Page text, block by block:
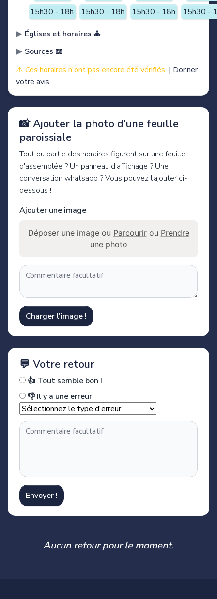
15h30 - 18h
15h30 - 18h
15h30 - 18h
15h30 -
Églises et horaires ⛪️
Sources 📖
⚠️ Ces horaires n'ont pas encore été vérifiés. | Donner
votre avis.
📸 Ajouter la photo d'une feuille
paroissiale
Tout ou partie des horaires figurent sur une feuille
d'assemblée ? Un panneau d'affichage ? Une
conversation whatsapp ? Vous pouvez l'ajouter ci-
dessous !
Ajouter une image
Déposer une image ou Parcourirou Prendre
une photo
Charger l'image !
💬 Votre retour
👍 Tout semble bon !
👎 Il y a une erreur
Envoyer !
Aucun retour pour le moment.